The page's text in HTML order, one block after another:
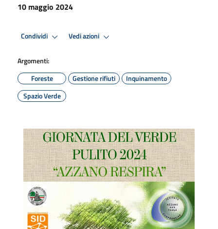
10 maggio 2024
Condividi Vedi azioni
Argomenti:
Foreste
Gestione rifiuti
Inquinamento
Spazio Verde